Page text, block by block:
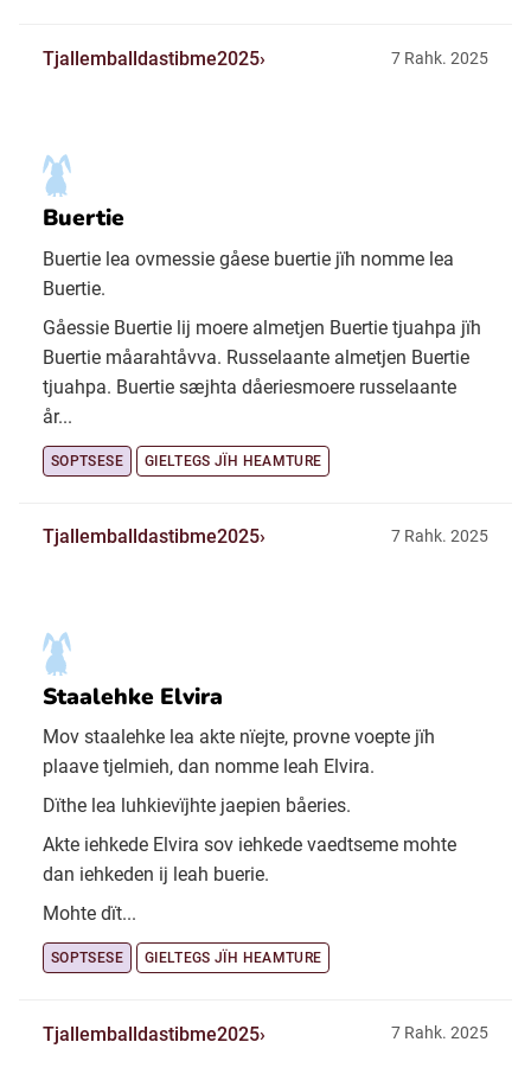
Tjallemballdastibme2025 7 Rahk. 2025
Buertie
Buertie lea ovmessie gåese buertie jïh nomme lea
Buertie.
Gåessie Buertie lij moere almetjen Buertie tjuahpa jïh
Buertie måarahtåvva. Russelaante almetjen Buertie
tjuahpa. Buertie sæjhta dåeriesmoere russelaante
år...
SOPTSESE GIELTEGS JÏH HEAMTURE
Tjallemballdastibme2025 7 Rahk. 2025
Staalehke Elvira
Mov staalehke lea akte nïejte, provne voepte jïh
plaave tjelmieh, dan nomme leah Elvira.
Dïthe lea luhkievïjhte jaepien båeries.
Akte iehkede Elvira sov iehkede vaedtseme mohte
dan iehkeden ij leah buerie.
Mohte dït...
SOPTSESE GIELTEGS JÏH HEAMTURE
Tjallemballdastibme2025 7 Rahk. 2025